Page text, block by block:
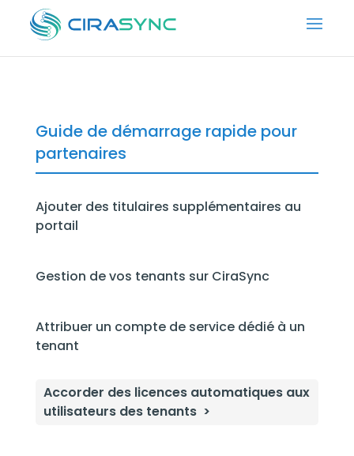
Guide de démarrage rapide pour
partenaires
Ajouter des titulaires supplémentaires au
portail
Gestion de vos tenants sur CiraSync
Attribuer un compte de service dédié à un
tenant
Accorder des licences automatiques aux
utilisateurs des tenants